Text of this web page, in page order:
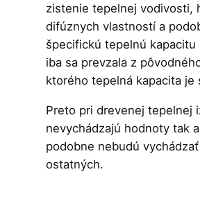
zistenie tepelnej vodivosti,
difúznych vlastností a
špecifickú tepelnú kapacitu
iba sa prevzala z
ktorého tepelná kapacita je
Preto pri drevenej tepelnej
nevychádzajú hodnoty tak
podobne nebudú
ostatných.